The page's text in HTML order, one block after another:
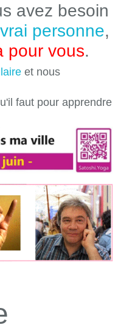
avez besoin
personne,
pour vous.
et nous
faut pour apprendre